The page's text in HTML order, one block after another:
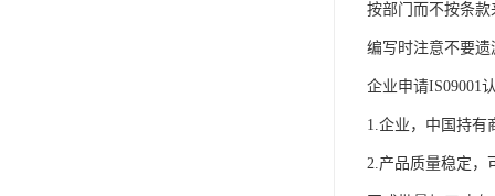
按部门而不按条款
编写时注意不要遗
企业申请IS09001
1.企业，中国持有
2.产品质量稳定，